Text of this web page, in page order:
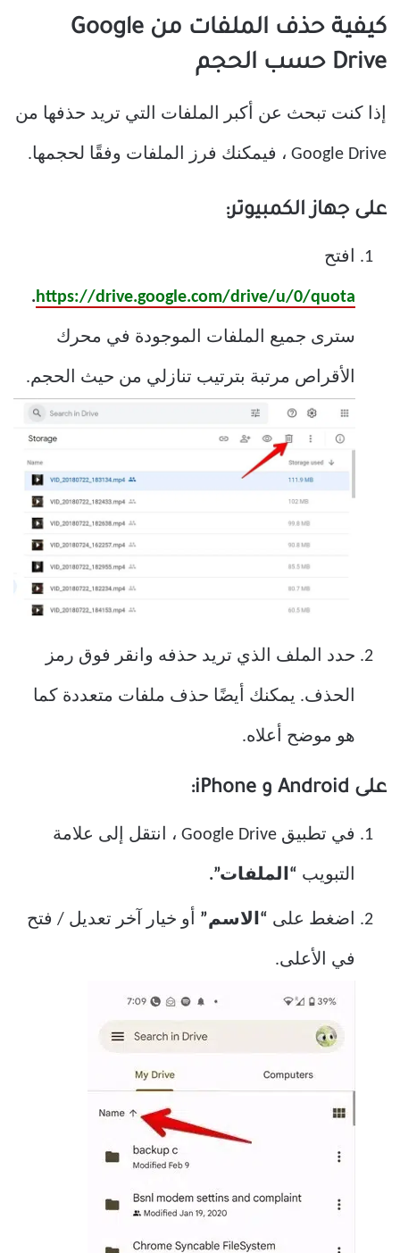
كيفية حذف الملفات من Google
Drive حسب الحجم
إذا كنت تبحث عن أكبر الملفات التي تريد حذفها من
Google Drive ، فيمكنك فرز الملفات وفقًا لحجمها.
على جهاز الكمبيوتر:
افتح
https://drive.google.com/drive/u/0/quota
.
سترى جميع الملفات الموجودة في محرك
الأقراص مرتبة بترتيب تنازلي من حيث الحجم.
حدد الملف الذي تريد حذفه وانقر فوق رمز
الحذف. يمكنك أيضًا حذف ملفات متعددة كما
هو موضح أعلاه.
على Android و iPhone:
في تطبيق Google Drive ، انتقل إلى علامة
التبويب “الملفات”.
اضغط على “الاسم” أو خيار آخر تعديل / فتح
في الأعلى.